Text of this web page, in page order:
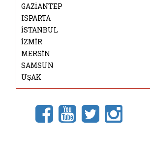
GAZİANTEP
ISPARTA
İSTANBUL
İZMİR
MERSİN
SAMSUN
UŞAK